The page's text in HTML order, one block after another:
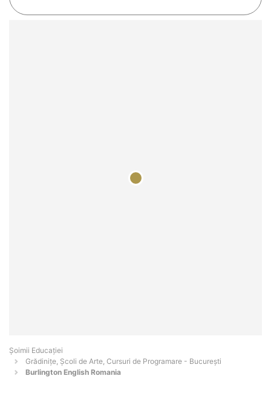
Șoimii Educației
Grădinițe, Școli de Arte, Cursuri de Programare - Bucureşti
Burlington English Romania